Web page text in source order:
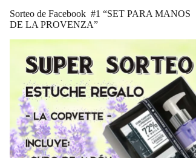
Sorteo de Facebook #1 “SET PARA MANOS
DE LA PROVENZA”